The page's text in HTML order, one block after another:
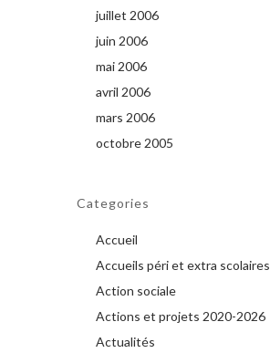
juillet 2006
juin 2006
mai 2006
avril 2006
mars 2006
octobre 2005
Categories
Accueil
Accueils péri et extra scolaires
Action sociale
Actions et projets 2020-2026
Actualités